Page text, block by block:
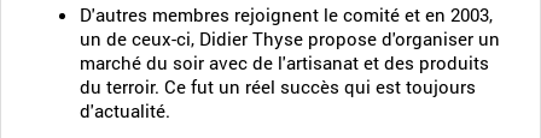
D'autres membres rejoignent le comité et en 2003,
un de ceux-ci, Didier Thyse propose d'organiser un
marché du soir avec de l'artisanat et des produits
du terroir. Ce fut un réel succès qui est toujours
d'actualité.